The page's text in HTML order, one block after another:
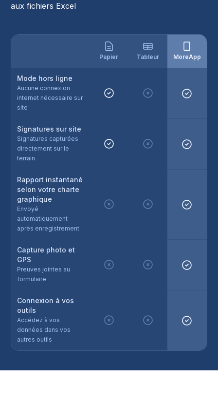
aux fichiers Excel
Papier Tableur MoreApp
Mode hors ligne
Aucune connexion
internet nécessaire sur
site
Signatures sur site
Signatures capturées
directement sur le
terrain
Rapport instantané
selon votre charte
graphique
Envoyé
automatiquement
après enregistrement
Capture photo et
GPS
Preuves jointes au
formulaire
Connexion à vos
outils
Accédez à vos
données dans vos
autres outils